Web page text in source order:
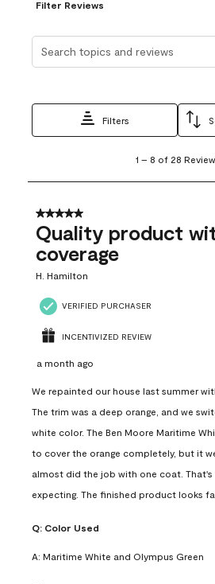
Filter Reviews
Search topics and reviews
Filters
8
28
Reviews
1 – 8 of 28
5 out of 5 stars.
Quality product
coverage
H. Hamilton
VERIFIED PURCHASER
INCENTIVIZED REVIEW
a month ago
We repainted our house last summer
The trim was a deep orange, and we
white color. The Ben Moore Maritime
to cover the orange completely, but it
almost did the job with one coat. That's
expecting. The finished product looks
Q: Color Used
A: Maritime White and Olympus Green